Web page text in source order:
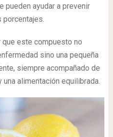
pueden ayudar a prevenir
porcentajes.
este compuesto no
sino una pequeña
siempre acompañado de
alimentación equilibrada.